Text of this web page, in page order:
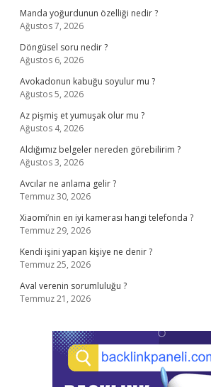
Manda yoğurdunun özelliği nedir ?
Ağustos 7, 2026
Döngüsel soru nedir ?
Ağustos 6, 2026
Avokadonun kabuğu soyulur mu ?
Ağustos 5, 2026
Az pişmiş et yumuşak olur mu ?
Ağustos 4, 2026
Aldığımız belgeler nereden görebilirim ?
Ağustos 3, 2026
Avcılar ne anlama gelir ?
Temmuz 30, 2026
Xiaomi’nin en iyi kamerası hangi telefonda ?
Temmuz 29, 2026
Kendi işini yapan kişiye ne denir ?
Temmuz 25, 2026
Aval verenin sorumluluğu ?
Temmuz 21, 2026